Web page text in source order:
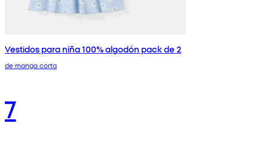
Vestidos para niña 100% algodón pack de 2
de manga corta
7